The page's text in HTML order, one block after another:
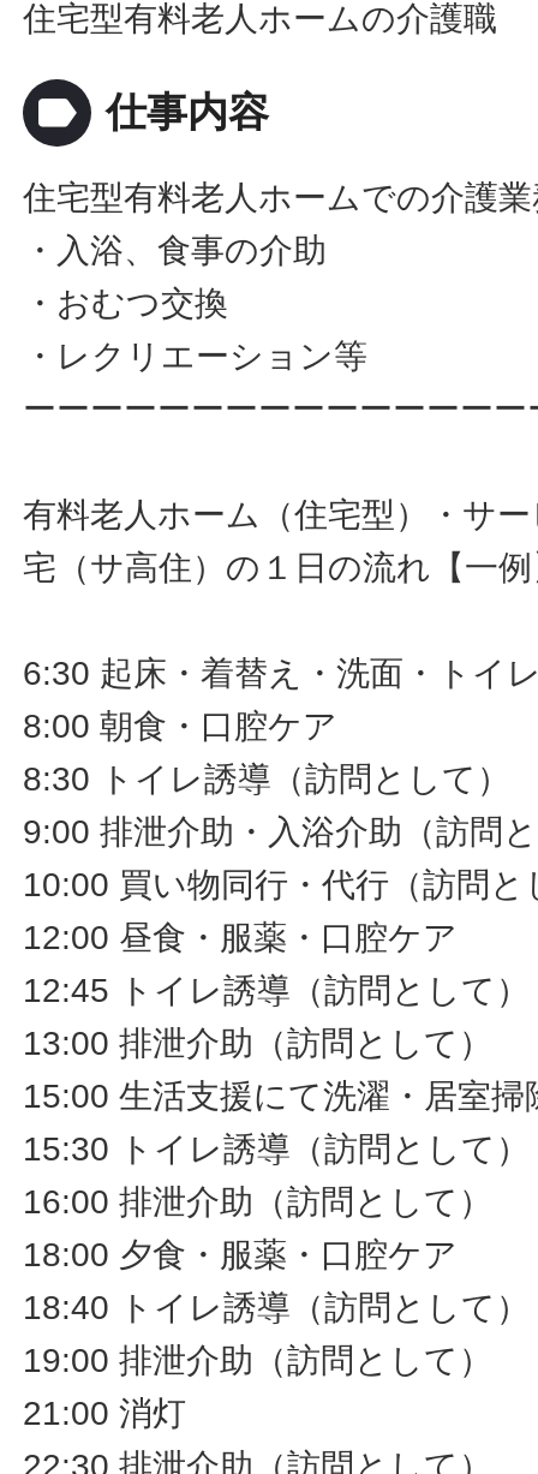
住宅型有料老人ホームの介護職
label 仕事内容
住宅型有料老人ホームでの介護
・入浴、食事の介助
・おむつ交換
・レクリエーション等
ーーーーーーーーーーーーーー
有料老人ホーム（住宅型）・サ
宅（サ高住）の１日の流れ【一
6:30 起床・着替え・洗面・トイ
8:00 朝食・口腔ケア
8:30 トイレ誘導（訪問として）
9:00 排泄介助・入浴介助（訪問
10:00 買い物同行・代行（訪問と
12:00 昼食・服薬・口腔ケア
12:45 トイレ誘導（訪問として）
13:00 排泄介助（訪問として）
15:00 生活支援にて洗濯・居室
15:30 トイレ誘導（訪問として）
16:00 排泄介助（訪問として）
18:00 夕食・服薬・口腔ケア
18:40 トイレ誘導（訪問として）
19:00 排泄介助（訪問として）
21:00 消灯
22:30 排泄介助（訪問として）